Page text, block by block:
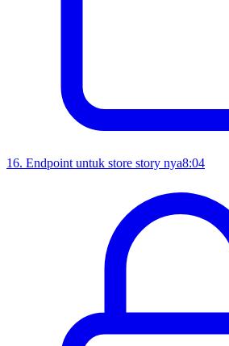
16. Endpoint untuk store story nya8:04